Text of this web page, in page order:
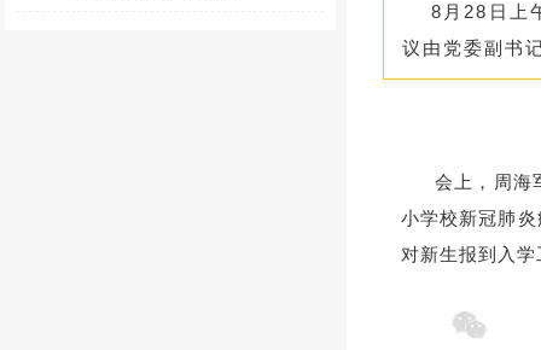
8月28日上
议由党委副书
会上，周海
小学校新冠肺
对新生报到入